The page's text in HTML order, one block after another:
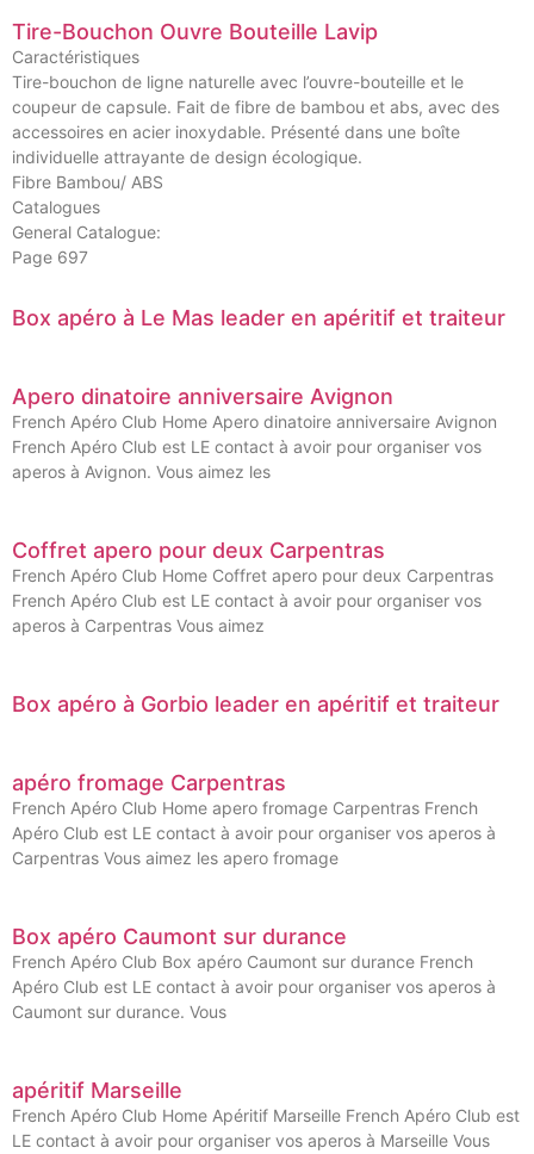
Tire-Bouchon Ouvre Bouteille Lavip
Caractéristiques
Tire-bouchon de ligne naturelle avec l’ouvre-bouteille et le
coupeur de capsule. Fait de fibre de bambou et abs, avec des
accessoires en acier inoxydable. Présenté dans une boîte
individuelle attrayante de design écologique.
Fibre Bambou/ ABS
Catalogues
General Catalogue:
Page 697
Box apéro à Le Mas leader en apéritif et traiteur
Apero dinatoire anniversaire Avignon
French Apéro Club Home Apero dinatoire anniversaire Avignon
French Apéro Club est LE contact à avoir pour organiser vos
aperos à Avignon. Vous aimez les
Coffret apero pour deux Carpentras
French Apéro Club Home Coffret apero pour deux Carpentras
French Apéro Club est LE contact à avoir pour organiser vos
aperos à Carpentras Vous aimez
Box apéro à Gorbio leader en apéritif et traiteur
apéro fromage Carpentras
French Apéro Club Home apero fromage Carpentras French
Apéro Club est LE contact à avoir pour organiser vos aperos à
Carpentras Vous aimez les apero fromage
Box apéro Caumont sur durance
French Apéro Club Box apéro Caumont sur durance French
Apéro Club est LE contact à avoir pour organiser vos aperos à
Caumont sur durance. Vous
apéritif Marseille
French Apéro Club Home Apéritif Marseille French Apéro Club est
LE contact à avoir pour organiser vos aperos à Marseille Vous